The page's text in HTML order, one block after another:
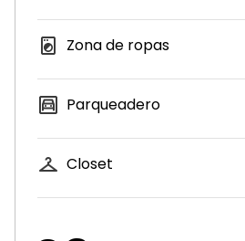
Zona de ropas
Parqueadero
Closet